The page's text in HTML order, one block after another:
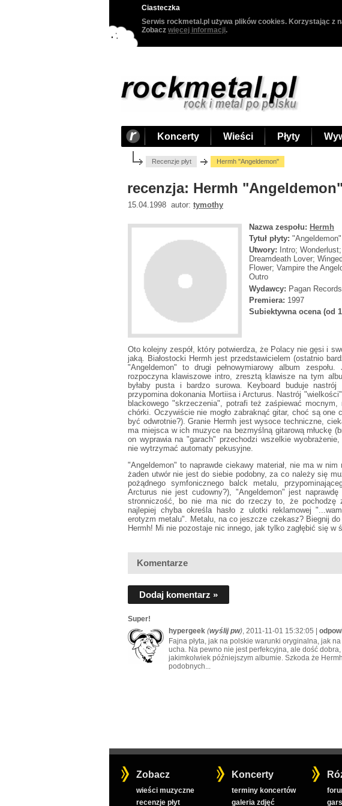
Ciasteczka
Serwis rockmetal.pl używa plików cookies. Korzystając z
Zobacz więcej informacji.
Koncerty Wieści Płyty
Recenzje płyt Hermh "Angeldemon"
recenzja: Hermh "Angeldemon"
15.04.1998 autor: tymothy
Nazwa zespołu: Hermh
Tytuł płyty: "Angeldemon"
Utwory: Intro;
Dreamdeath Lover;
Flower; Vampire the
Outro
Wydawcy: Pagan Records
Premiera: 1997
Subiektywna ocena (od
Oto kolejny zespół, który potwierdza, że Polacy nie gęsi i
jaką. Białostocki Hermh jest przedstawicielem (ostatnio
"Angeldemon" to drugi pełnowymiarowy album
rozpoczyna klawiszowe intro, zresztą klawisze na tym
byłaby pusta i bardzo surowa. Keyboard buduje nastrój
przypomina dokonania Mortiisa i Arcturus. Nastrój
blackowego "skrzeczenia", potrafi też zaśpiewać mocnym,
chórki. Oczywiście nie mogło zabraknąć gitar, choć są one
być odwrotnie?). Granie Hermh jest wysoce techniczne,
ma miejsca w ich muzyce na bezmyślną gitarową młuckę
on wyprawia na "garach" przechodzi wszelkie
nie wytrzymać automaty pekusyjne.
"Angeldemon" to naprawde ciekawy materiał, nie ma w
żaden utwór nie jest do siebie podobny, za co należy się
pożądnego symfonicznego balck metalu,
Arcturus nie jest cudowny?), "Angeldemon" jest
stronniczość, bo nie ma nic do rzeczy to, że pochodzę
najlepiej chyba określa hasło z ulotki reklamowej
erotyzm metalu". Metalu, na co jeszcze czekasz? Biegnij
Hermh! Mi nie pozostaje nic innego, jak tylko zagłębić się w
Komentarze
Dodaj komentarz »
Super!
hypergeek (wyślij pw), 2011-11-01 15:32:05 |
Fajna płyta, jak na polskie warunki oryginalna, jak
ucha. Na pewno nie jest perfekcyjna, ale dość
jakimkolwiek późniejszym albumie. Szkoda że
podobnych...
Zobacz
wieści muzyczne
recenzje płyt
Koncerty
terminy koncertów
galeria zdjęć